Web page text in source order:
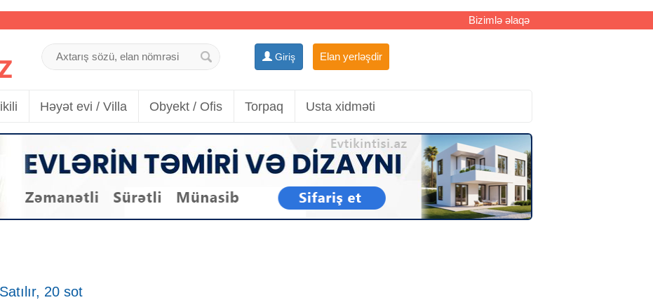
Bizimlə əlaqə
Giriş Elan yerləşdir
Həyət evi / Villa Obyekt / Ofis Torpaq Usta xidməti
20 sot